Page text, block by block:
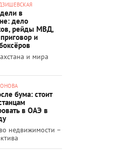
в
дело
рейды МВД,
и
и мира
бума: стоит
в ОАЭ в
недвижимости –